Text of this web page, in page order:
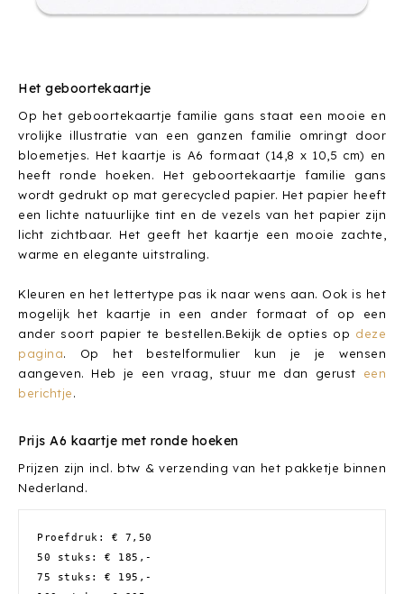
Het geboortekaartje
Op het geboortekaartje familie gans staat een mooie en
vrolijke illustratie van een ganzen familie omringt door
bloemetjes. Het kaartje is A6 formaat (14,8 x 10,5 cm) en
heeft ronde hoeken. Het geboortekaartje familie gans
wordt gedrukt op mat gerecycled papier. Het papier heeft
een lichte natuurlijke tint en de vezels van het papier zijn
licht zichtbaar. Het geeft het kaartje een mooie zachte,
warme en elegante uitstraling.
Kleuren en het lettertype pas ik naar wens aan. Ook is het
mogelijk het kaartje in een ander formaat of op een
ander soort papier te bestellen.Bekijk de opties op deze
pagina. Op het bestelformulier kun je je wensen
aangeven. Heb je een vraag, stuur me dan gerust een
berichtje.
Prijs A6 kaartje met ronde hoeken
Prijzen zijn incl. btw & verzending van het pakketje binnen
Nederland.
Proefdruk: € 7,50
50 stuks: € 185,-
75 stuks: € 195,-